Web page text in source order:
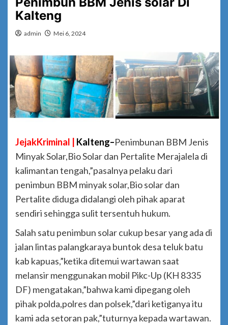
Kalteng
admin Mei 6, 2024
JejakKriminal | Kalteng–Penimbunan BBM Jenis
Minyak Solar,Bio Solar dan Pertalite Merajalela di
kalimantan tengah,”pasalnya pelaku dari
penimbun BBM minyak solar,Bio solar dan
Pertalite diduga didalangi oleh pihak aparat
sendiri sehingga sulit tersentuh hukum.
Salah satu penimbun solar cukup besar yang ada di
jalan lintas palangkaraya buntok desa teluk batu
kab kapuas,”ketika ditemui wartawan saat
melansir menggunakan mobil Pikc-Up (KH 8335
DF) mengatakan,”bahwa kami dipegang oleh
pihak polda,polres dan polsek,”dari ketiganya itu
kami ada setoran pak,”tuturnya kepada wartawan.